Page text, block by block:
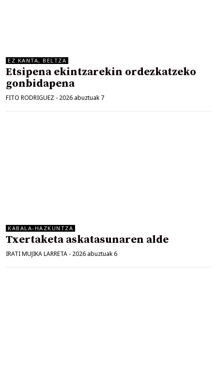
EZ KANTA, BELTZA
Etsipena ekintzarekin ordezkatzeko
gonbidapena
FITO RODRIGUEZ - 2026 abuztuak 7
KABALA-HAZKUNTZA
Txertaketa askatasunaren alde
IRATI MUJIKA LARRETA - 2026 abuztuak 6